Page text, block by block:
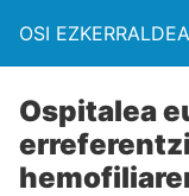
OSI
Ospitalea